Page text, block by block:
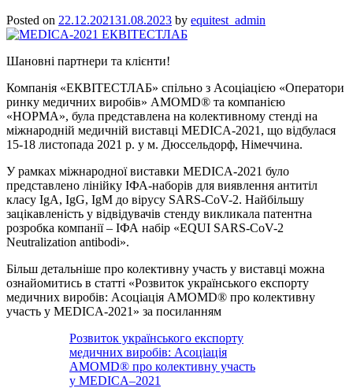
Posted on 22.12.202131.08.2023 by equitest_admin
Шановні партнери та клієнти!
Компанія «ЕКВІТЕСТЛАБ» спільно з Асоціацією «Оператори
ринку медичних виробів» AMOMD® та компанією
«НОРМА», була представлена на колективному стенді на
міжнародній медичній виставці MEDICA-2021, що відбулася
15-18 листопада 2021 р. у м. Дюссельдорф, Німеччина.
У рамках міжнародної виставки MEDICA-2021 було
представлено лінійку ІФА-наборів для виявлення антитіл
класу IgA, IgG, IgM до вірусу SARS-CoV-2. Найбільшу
зацікавленість у відвідувачів стенду викликала патентна
розробка компанії – ІФА набір «EQUI SARS-CoV-2
Neutralization antibodi».
Більш детальніше про колективну участь у виставці можна
ознайомитись в статті «Розвиток українського експорту
медичних виробів: Асоціація AMOMD® про колективну
участь у MEDICA-2021» за посиланням
Розвиток українського експорту
медичних виробів: Асоціація
AMOMD® про колективну участь
у MEDICA–2021